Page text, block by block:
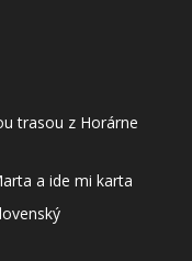
trasou z Horárne
a ide mi karta